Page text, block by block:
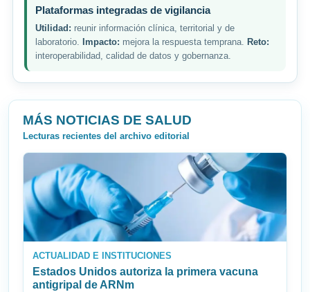
Plataformas integradas de vigilancia
Utilidad: reunir información clínica, territorial y de
laboratorio. Impacto: mejora la respuesta temprana. Reto:
interoperabilidad, calidad de datos y gobernanza.
MÁS NOTICIAS DE SALUD
Lecturas recientes del archivo editorial
ACTUALIDAD E INSTITUCIONES
Estados Unidos autoriza la primera vacuna
antigripal de ARNm